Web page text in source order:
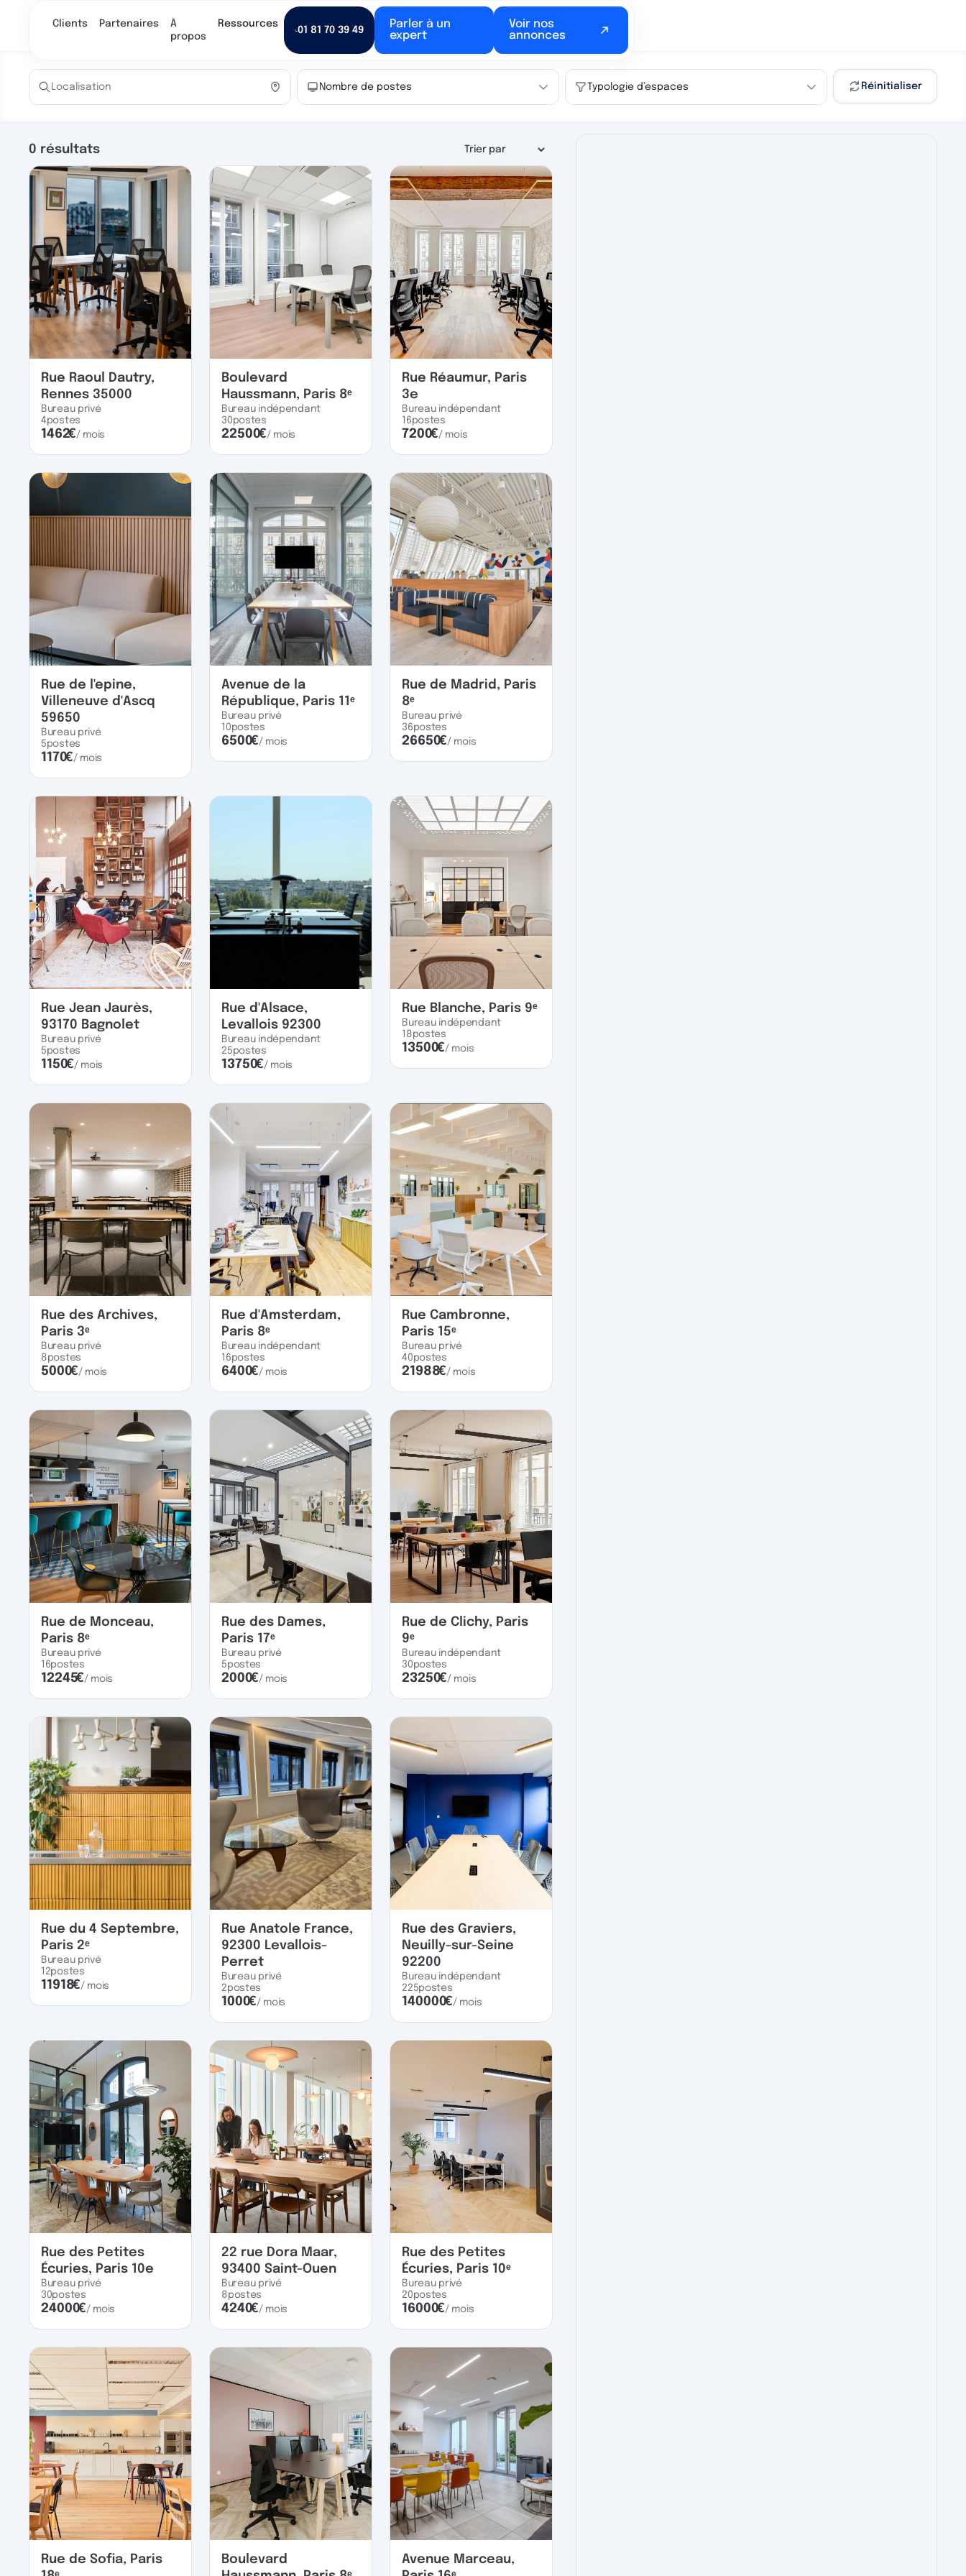
Clients Partenaires
À
propos
Ressources
01 81 70 39 49
Parler à un
expert
Voir nos
annonces
Nombre de postes Typologie d’espaces Réinitialiser
0 résultats
Rue Raoul Dautry,
Rennes 35000
Bureau privé
4postes
1462€/ mois
Boulevard
Haussmann, Paris 8ᵉ
Bureau indépendant
30postes
22500€/ mois
Rue Réaumur, Paris
3e
Bureau indépendant
16postes
7200€/ mois
Rue de l'epine,
Villeneuve d'Ascq
59650
Bureau privé
5postes
1170€/ mois
Avenue de la
République, Paris 11ᵉ
Bureau privé
10postes
6500€/ mois
Rue de Madrid, Paris
8ᵉ
Bureau privé
36postes
26650€/ mois
Rue Jean Jaurès,
93170 Bagnolet
Bureau privé
5postes
1150€/ mois
Rue d'Alsace,
Levallois 92300
Bureau indépendant
25postes
13750€/ mois
Rue Blanche, Paris 9ᵉ
Bureau indépendant
18postes
13500€/ mois
Rue des Archives,
Paris 3ᵉ
Bureau privé
8postes
5000€/ mois
Rue d'Amsterdam,
Paris 8ᵉ
Bureau indépendant
16postes
6400€/ mois
Rue Cambronne,
Paris 15ᵉ
Bureau privé
40postes
21988€/ mois
Rue de Monceau,
Paris 8ᵉ
Bureau privé
16postes
12245€/ mois
Rue des Dames,
Paris 17ᵉ
Bureau privé
5postes
2000€/ mois
Rue de Clichy, Paris
9ᵉ
Bureau indépendant
30postes
23250€/ mois
Rue du 4 Septembre,
Paris 2ᵉ
Bureau privé
12postes
11918€/ mois
Rue Anatole France,
92300 Levallois-
Perret
Bureau privé
2postes
1000€/ mois
Rue des Graviers,
Neuilly-sur-Seine
92200
Bureau indépendant
225postes
140000€/ mois
Rue des Petites
Écuries, Paris 10e
Bureau privé
30postes
24000€/ mois
22 rue Dora Maar,
93400 Saint-Ouen
Bureau privé
8postes
4240€/ mois
Rue des Petites
Écuries, Paris 10ᵉ
Bureau privé
20postes
16000€/ mois
Rue de Sofia, Paris
Boulevard
Avenue Marceau,